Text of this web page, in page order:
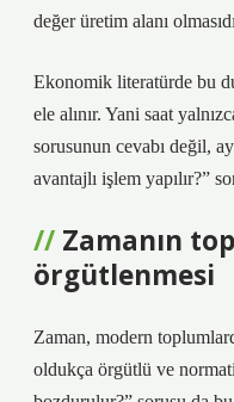
değer üretim alanı
Ekonomik literatürde bu
ele alınır. Yani saat
sorusunun cevabı değil,
avantajlı işlem yapılır?”
Zamanın
örgütlenmesi
Zaman, modern
oldukça örgütlü ve